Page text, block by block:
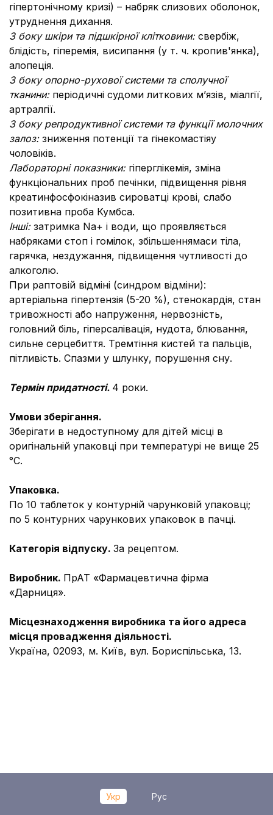
гіпертонічному кризі) – набряк слизових оболонок,
утруднення дихання.
З боку шкіри та підшкірної клітковини: свербіж,
блідість, гіперемія, висипання (у т. ч. кропив'янка),
алопеція.
З боку опорно-рухової системи та сполучної
тканини: періодичні судоми литкових м’язів, міалгії,
артралгії.
З боку репродуктивної системи та функції молочних
залоз: зниження потенції та гінекомастіяу
чоловіків.
Лабораторні показники: гіперглікемія, зміна
функціональних проб печінки, підвищення рівня
креатинфосфокіназив сироватці крові, слабо
позитивна проба Кумбса.
Інші: затримка Na+ і води, що проявляється
набряками стоп і гомілок, збільшеннямаси тіла,
гарячка, нездужання, підвищення чутливості до
алкоголю.
При раптовій відміні (синдром відміни):
артеріальна гіпертензія (5-20 %), стенокардія, стан
тривожності або напруження, нервозність,
головний біль, гіперсалівація, нудота, блювання,
сильне серцебиття. Тремтіння кистей та пальців,
пітливість. Спазми у шлунку, порушення сну.
Термін придатності. 4 роки.
Умови зберігання.
Зберігати в недоступному для дітей місці в
оригінальній упаковці при температурі не вище 25
°С.
Упаковка.
По 10 таблеток у контурній чарунковій упаковці;
по 5 контурних чарункових упаковок в пачці.
Категорія відпуску. За рецептом.
Виробник. ПрАТ «Фармацевтична фірма
«Дарниця».
Місцезнаходження виробника та його адреса
місця провадження діяльності.
Україна, 02093, м. Київ, вул. Бориспiльська, 13.
Укр Рус